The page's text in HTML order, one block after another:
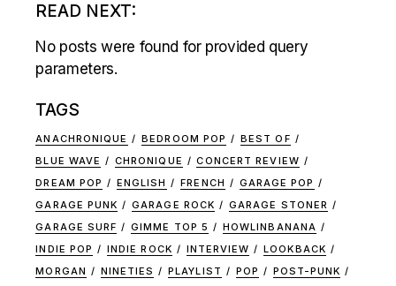
READ NEXT:
No posts were found for provided query
parameters.
TAGS
ANACHRONIQUE BEDROOM POP
BEST OF
BLUE WAVE
CHRONIQUE
CONCERT REVIEW
DREAM POP
ENGLISH FRENCH
GARAGE POP
GARAGE PUNK
GARAGE ROCK
GARAGE STONER
GARAGE SURF
GIMME TOP 5
HOWLINBANANA
INDIE POP
INDIE ROCK INTERVIEW
LOOKBACK
MORGAN
NINETIES PLAYLIST POP
POST-PUNK